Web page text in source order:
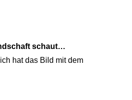
schaut…
hat das Bild mit dem